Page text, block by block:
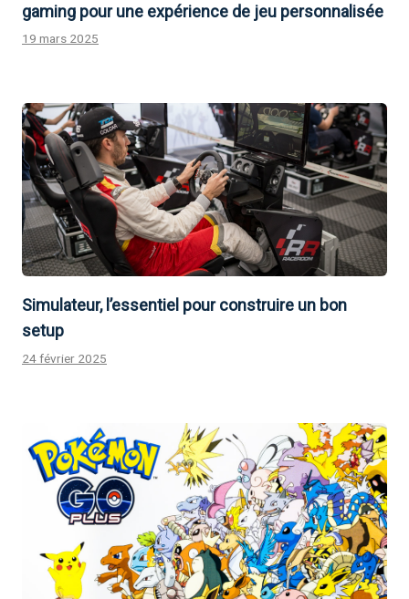
gaming pour une expérience de jeu personnalisée
19 mars 2025
Simulateur, l’essentiel pour construire un bon
setup
24 février 2025